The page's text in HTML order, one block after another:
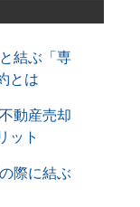
結ぶ「専
とは
動産売却
ット
際に結ぶ